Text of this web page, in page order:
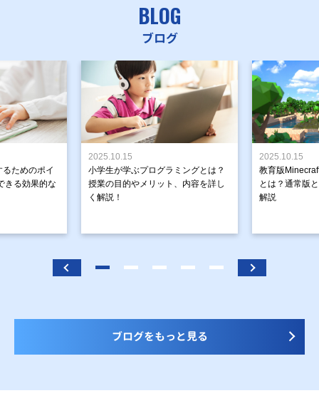
BLOG
ブログ
ためのポイ
きる効果的な
2025.10.15
小学生が学ぶプログラミングとは？
授業の目的やメリット、内容を詳し
く解説！
2025.10.15
教育版
とは？通常版
解説
ブログをもっと見る